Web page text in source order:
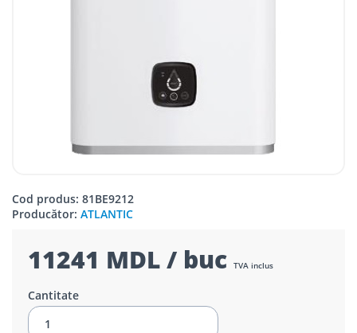
Cod produs: 81BE9212
Producător: ATLANTIC
11241 MDL / buc TVA inclus
Cantitate